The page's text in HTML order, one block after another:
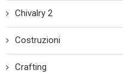
Chivalry 2
Costruzioni
Crafting